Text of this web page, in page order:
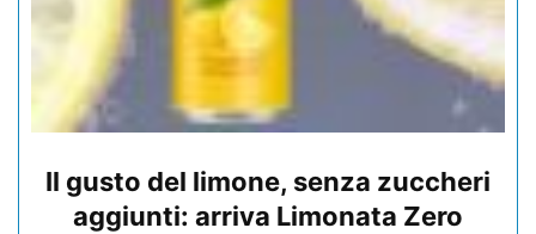
Il gusto del limone, senza zuccheri
aggiunti: arriva Limonata Zero